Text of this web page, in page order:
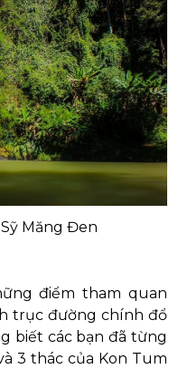
Măng Đen
điểm tham quan
trục đường chính đổ
biết các bạn đã từng
3 thác của Kon Tum